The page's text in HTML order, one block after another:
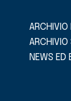
ARCHIVIO
ARCHIVIO
NEWS ED